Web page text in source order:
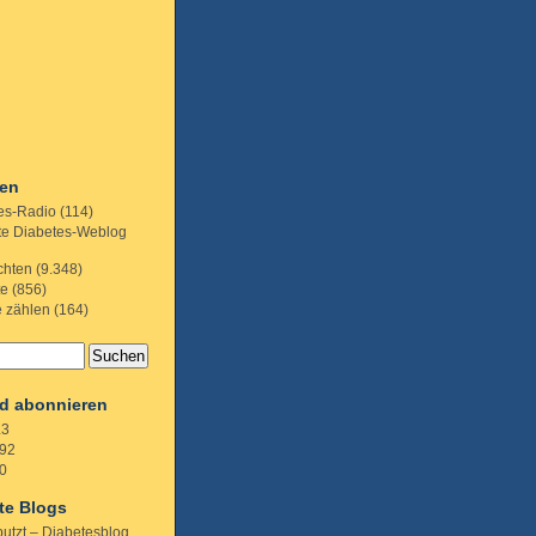
Radio (114)
Diabetes-Weblog
(9.348)
(856)
zählen (164)
abonnieren
Blogs
– Diabetesblog